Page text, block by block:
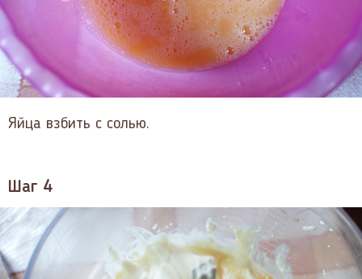
Яйца взбить с солью.
Шаг 4